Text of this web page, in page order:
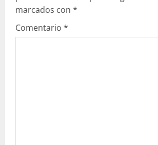
e
marcados con *
Comentario *